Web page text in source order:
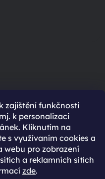
zajištění funkčnosti
k personalizaci
Kliknutím na
s využívaním cookies a
webu pro zobrazení
a reklamních sítích
zde.
pro registrované